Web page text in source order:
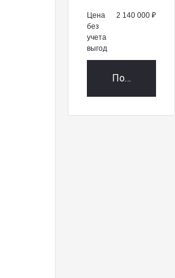
Цена
без
учета
выгод
2 140 000 ₽
Получить